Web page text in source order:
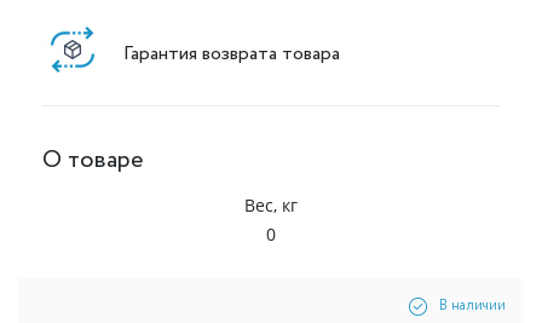
Гарантия возврата товара
О товаре
Вес, кг
0
В наличии